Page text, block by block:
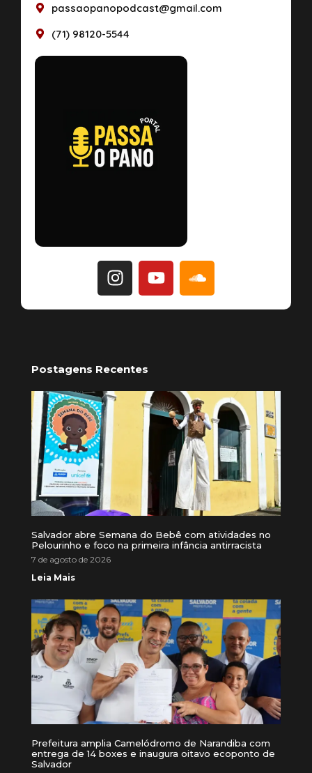
passaopanopodcast@gmail.com
(71) 98120-5544
Postagens Recentes
Salvador abre Semana do Bebê com atividades no
Pelourinho e foco na primeira infância antirracista
7 de agosto de 2026
Leia Mais
Prefeitura amplia Camelódromo de Narandiba com
entrega de 14 boxes e inaugura oitavo ecoponto de
Salvador